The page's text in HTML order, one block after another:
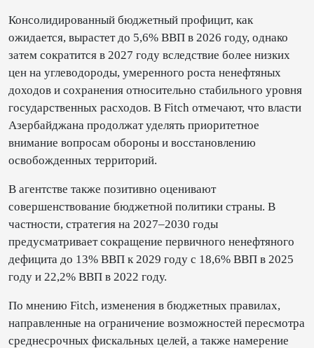
Консолидированный бюджетный профицит, как
ожидается, вырастет до 5,6% ВВП в 2026 году, однако
затем сократится в 2027 году вследствие более низких
цен на углеводороды, умеренного роста ненефтяных
доходов и сохранения относительно стабильного уровня
государственных расходов. В Fitch отмечают, что власти
Азербайджана продолжат уделять приоритетное
внимание вопросам обороны и восстановлению
освобожденных территорий.
В агентстве также позитивно оценивают
совершенствование бюджетной политики страны. В
частности, стратегия на 2027–2030 годы
предусматривает сокращение первичного ненефтяного
дефицита до 13% ВВП к 2029 году с 18,6% ВВП в 2025
году и 22,2% ВВП в 2022 году.
По мнению Fitch, изменения в бюджетных правилах,
направленные на ограничение возможностей пересмотра
среднесрочных фискальных целей, а также намерение